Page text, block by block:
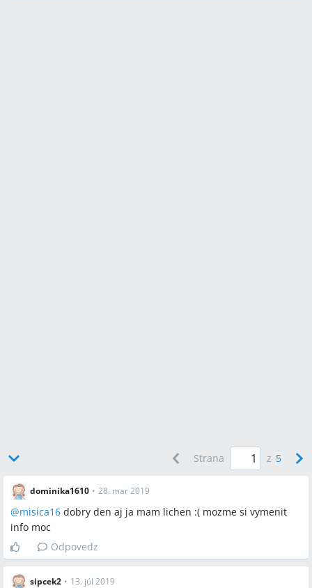
Strana z 5
dominika1610 • 28. mar 2019
@misica16 dobry den aj ja mam lichen :( mozme si vymenit
info moc
Odpovedz
sipcek2 • 13. júl 2019